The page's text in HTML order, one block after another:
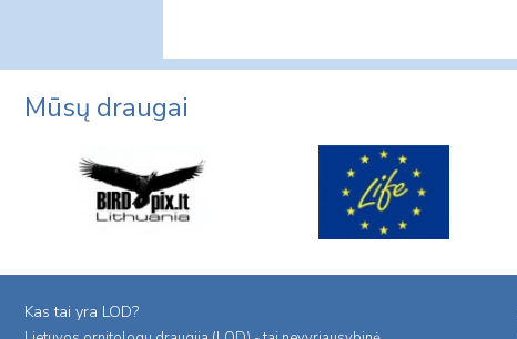
Mūsų draugai
Kas tai yra LOD?